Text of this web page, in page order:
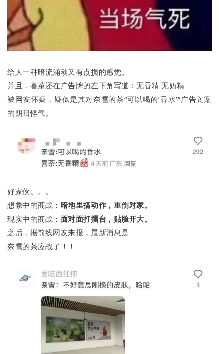
给人一种暗流涌动又有点损的感觉。
并且，喜茶还在广告牌的左下角写道：无香精 无奶精
被网友怀疑，疑似是其对奈雪的茶“可以喝的‘香水’”广告文案
的阴阳怪气。
好家伙。。。
想象中的商战： 暗地里搞动作，重伤对家。
现实中的商战： 面对面打擂台，贴脸开大。
之后，据前线网友来报，最新消息是
奈雪的茶应战了！！